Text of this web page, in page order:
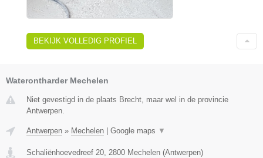
BEKIJK VOLLEDIG PROFIEL
Waterontharder Mechelen
Niet gevestigd in de plaats Brecht, maar wel in de provincie
Antwerpen.
Antwerpen » Mechelen Google maps ▼
Schaliënhoevedreef 20, 2800 Mechelen (Antwerpen)